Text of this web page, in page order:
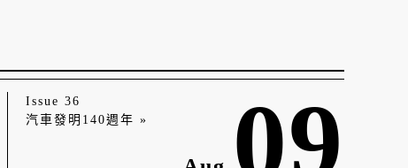
Issue 36
汽車發明140週年 »
09